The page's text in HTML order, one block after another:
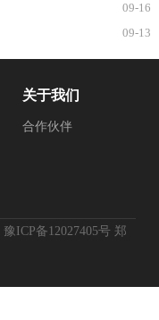
09-16
09-13
关于我们
合作伙伴
豫ICP备12027405号郑